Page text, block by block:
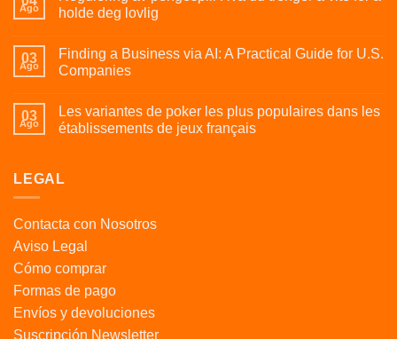
Ago
holde deg lovlig
03
Ago
Finding a Business via AI: A Practical Guide for U.S.
Companies
03
Ago
Les variantes de poker les plus populaires dans les
établissements de jeux français
LEGAL
Contacta con Nosotros
Aviso Legal
Cómo comprar
Formas de pago
Envíos y devoluciones
Suscripción Newsletter